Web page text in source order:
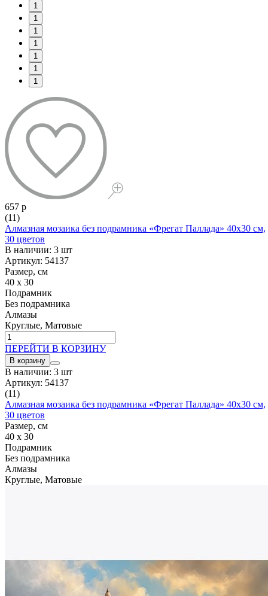
1
1
1
1
1
1
1
657 р
(11)
Алмазная мозаика без подрамника «Фрегат Паллада» 40x30 см,
30 цветов
В наличии: 3 шт
Артикул: 54137
Размер, см
40 x 30
Подрамник
Без подрамника
Алмазы
Круглые, Матовые
ПЕРЕЙТИ В КОРЗИНУ
В корзину
В наличии: 3 шт
Артикул: 54137
(11)
Алмазная мозаика без подрамника «Фрегат Паллада» 40x30 см,
30 цветов
Размер, см
40 x 30
Подрамник
Без подрамника
Алмазы
Круглые, Матовые